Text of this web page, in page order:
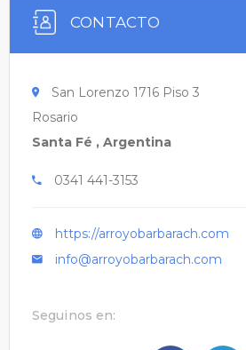
CONTACTO
San Lorenzo 1716 Piso 3
Rosario
Santa Fé , Argentina
0341 441-3153
https://arroyobarbarach.com
info@arroyobarbarach.com
Seguinos en: